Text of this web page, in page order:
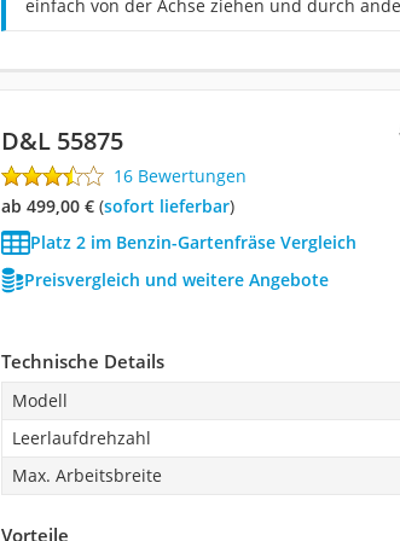
einfach von der Achse ziehen und durch
D&L 55875
16 Bewertungen
ab 499,00 €( Sofort lieferbar)
Platz 2 im Benzin-Gartenfräse Vergleich
Preisvergleich und weitere Angebote
Technische Details
Modell
Leerlaufdrehzahl
Max. Arbeitsbreite
Vorteile